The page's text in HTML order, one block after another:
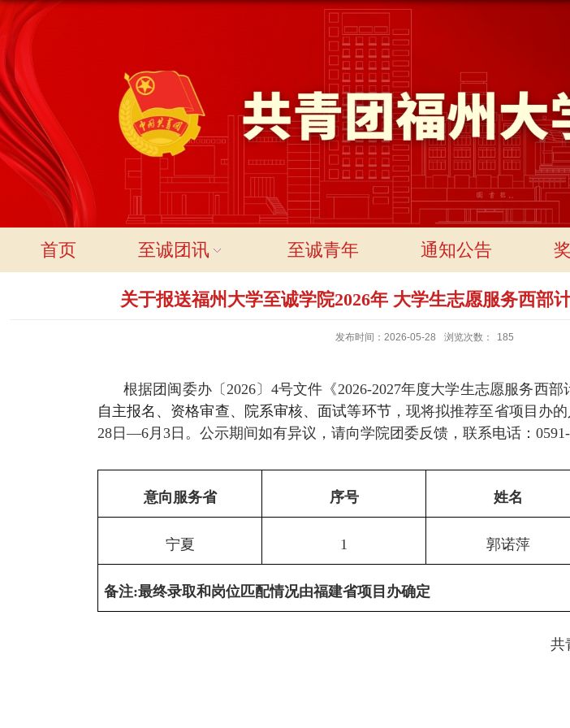
首页 至诚团讯 至诚青年 通知公告
关于报送福州大学至诚学院2026年 大学生志愿服务西部
发布时间：2026-05-28 浏览次数： 185
根据团闽委办〔2026〕4号文件《2026-2027年度大学生志愿服务西
自主报名、资格审查、
院系审核、 面试等环节，现将拟推荐至省项目办
28日 —6月 3日。公示期间如有异议，请向学院团委反馈， 联系电话：
意向服务省 序号 姓名
宁夏 1 郭诺萍
备注:最终录取和岗位匹配情况由福建省项目办确定
共